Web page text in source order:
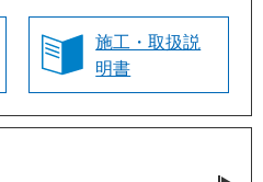
施工・取扱説
明書